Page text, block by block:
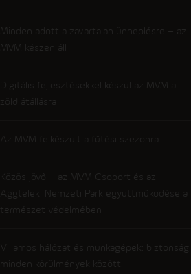
Minden adott a zavartalan ünneplésre – az
MVM készen áll
Digitális fejlesztésekkel készül az MVM a
zöld átállásra
Az MVM felkészült a fűtési szezonra
Közös jövő – az MVM Csoport és az
Aggteleki Nemzeti Park együttműködése a
természet védelmében
Villamos hálózat és munkagépek: biztonság
minden körülmények között!